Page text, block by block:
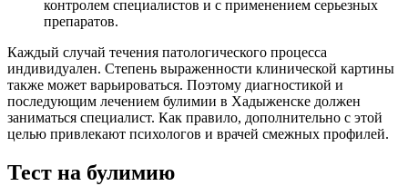
контролем специалистов и с применением серьезных
препаратов.
Каждый случай течения патологического процесса
индивидуален. Степень выраженности клинической картины
также может варьироваться. Поэтому диагностикой и
последующим лечением булимии в Хадыженске должен
заниматься специалист. Как правило, дополнительно с этой
целью привлекают психологов и врачей смежных профилей.
Тест на булимию